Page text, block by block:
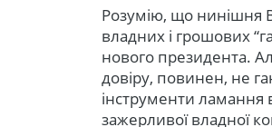
Розумію, що нинішня
владних і грошових
нового президента.
довіру, повинен, не
інструменти ламання
зажерливої владної